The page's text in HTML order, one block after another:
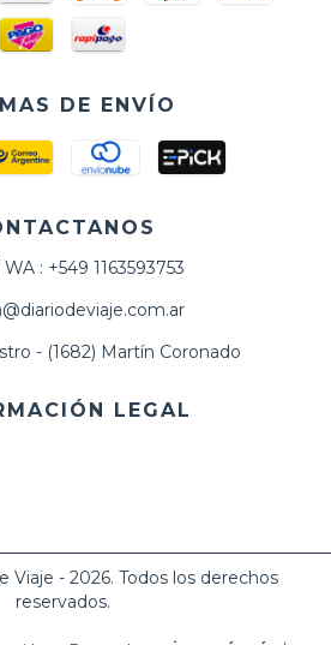
DE ENVÍO
: +549 1163593753
- (1682) Martín Coronado
LEGAL
Viaje - 2026. Todos los derechos
reservados.